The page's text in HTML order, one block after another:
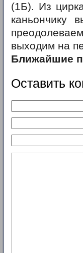
(1Б). Из
каньончику
выходим на
Ближайшие
Оставить